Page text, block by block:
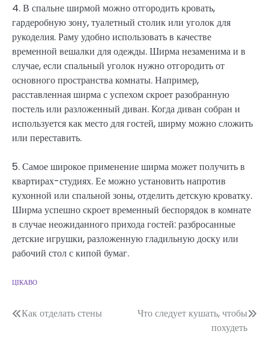
4. В спальне ширмой можно отгородить кровать,
гардеробную зону, туалетный столик или уголок для
рукоделия. Раму удобно использовать в качестве
временной вешалки для одежды. Ширма незаменима и в
случае, если спальный уголок нужно отгородить от
основного пространства комнаты. Например,
расставленная ширма с успехом скроет разобранную
постель или разложенный диван. Когда диван собран и
используется как место для гостей, ширму можно сложить
или переставить.
5. Самое широкое применение ширма может получить в
квартирах-студиях. Ее можно установить напротив
кухонной или спальной зоны, отделить детскую кроватку.
Ширма успешно скроет временный беспорядок в комнате
в случае неожиданного прихода гостей: разбросанные
детские игрушки, разложенную гладильную доску или
рабочий стол с кипой бумаг.
ЦІКАВО
Навігація
Как отделать стены
Что следует кушать, чтобы
похудеть